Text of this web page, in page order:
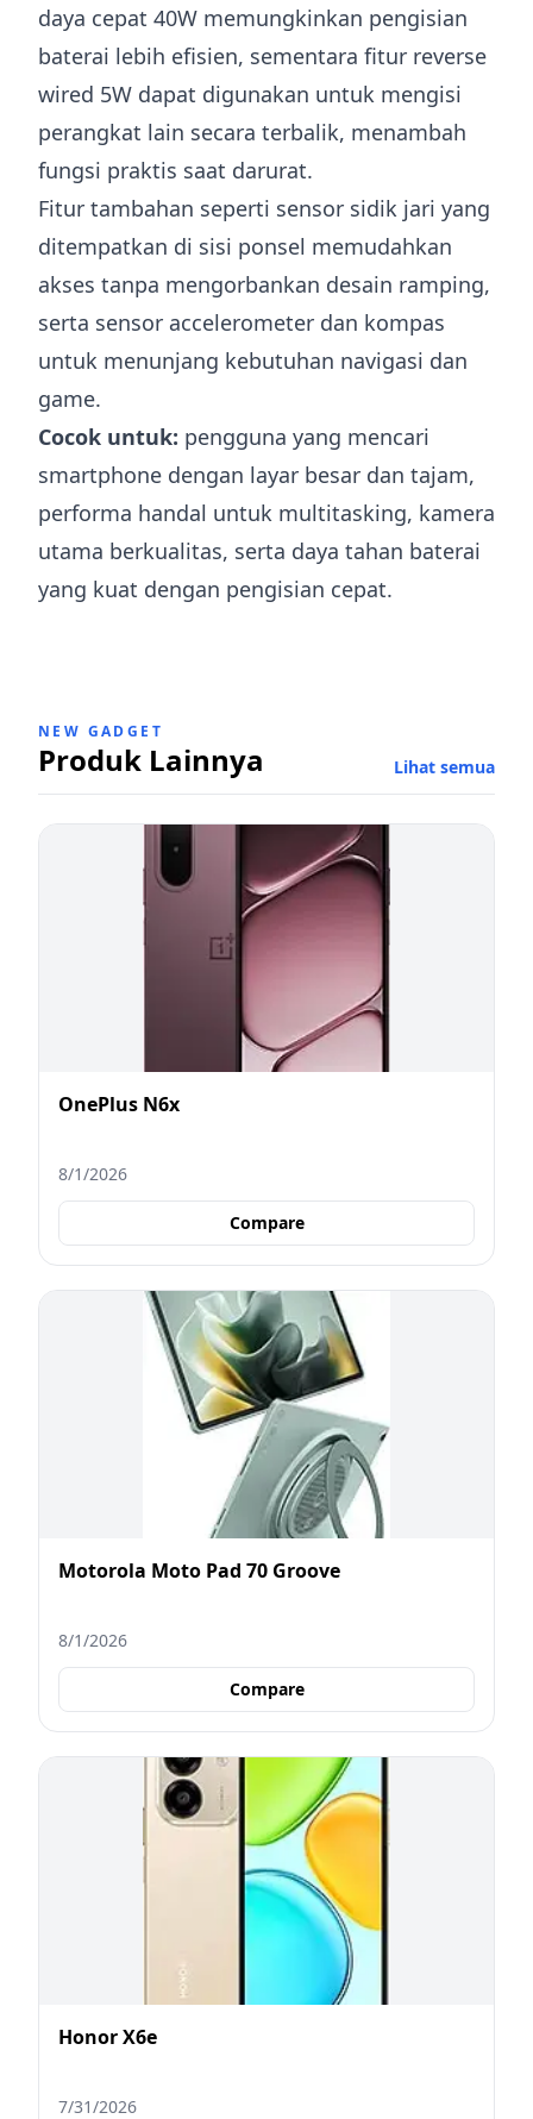
daya cepat 40W memungkinkan pengisian
baterai lebih efisien, sementara fitur reverse
wired 5W dapat digunakan untuk mengisi
perangkat lain secara terbalik, menambah
fungsi praktis saat darurat.
Fitur tambahan seperti sensor sidik jari yang
ditempatkan di sisi ponsel memudahkan
akses tanpa mengorbankan desain ramping,
serta sensor accelerometer dan kompas
untuk menunjang kebutuhan navigasi dan
game.
Cocok untuk: pengguna yang mencari
smartphone dengan layar besar dan tajam,
performa handal untuk multitasking, kamera
utama berkualitas, serta daya tahan baterai
yang kuat dengan pengisian cepat.
NEW GADGET
Produk Lainnya Lihat semua
OnePlus N6x
8/1/2026
Compare
Motorola Moto Pad 70 Groove
8/1/2026
Compare
Honor X6e
7/31/2026